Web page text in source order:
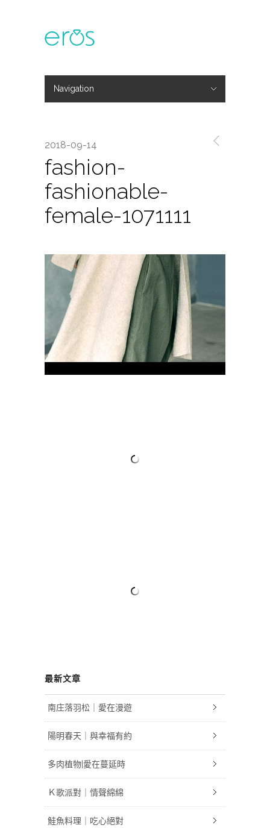
Navigation
2018-09-14
fashion-
fashionable-
female-1071111
最新文章
南庄落羽松｜愛在漫遊
陽明春天｜與幸福有約
多肉植物|愛在蔓延時
Ｋ歌派對｜情聲綿綿
鮭魚料理｜吃心絕對